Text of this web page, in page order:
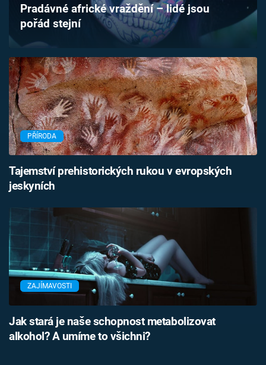
Sledujte prima+
Přihlášení
Sledujte nás
Pradávné africké vraždění – lidé jsou
pořád stejní
PŘÍRODA
Tajemství prehistorických rukou v evropských
jeskyních
ZAJÍMAVOSTI
Jak stará je naše schopnost metabolizovat
alkohol? A umíme to všichni?